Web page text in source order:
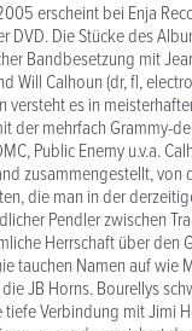
erscheint bei Enja
DVD. Die Stücke des
Bandbesetzung mit
Will Calhoun (dr, fl,
versteht es in
der mehrfach Grammy-
Public Enemy u.v.a.
zusammengestellt,
die man in der
Pendler zwischen
Herrschaft über den
tauchen Namen auf wie
JB Horns. Bourellys
tiefe Verbindung mit Jimi